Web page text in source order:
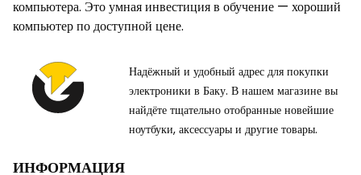
компьютера. Это умная инвестиция в обучение — хороший
компьютер по доступной цене.
Надёжный и удобный адрес для покупки
электроники в Баку. В нашем магазине вы
найдёте тщательно отобранные новейшие
ноутбуки, аксессуары и другие товары.
ИНФОРМАЦИЯ